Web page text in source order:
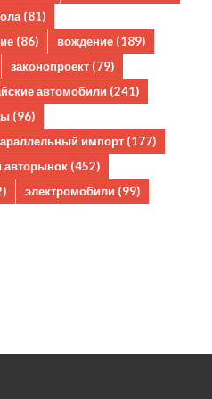
(81)
(86) вождение (189)
законопроект (79)
автомобили (241)
(96)
импорт (177)
авторынок (452)
электромобили (99)